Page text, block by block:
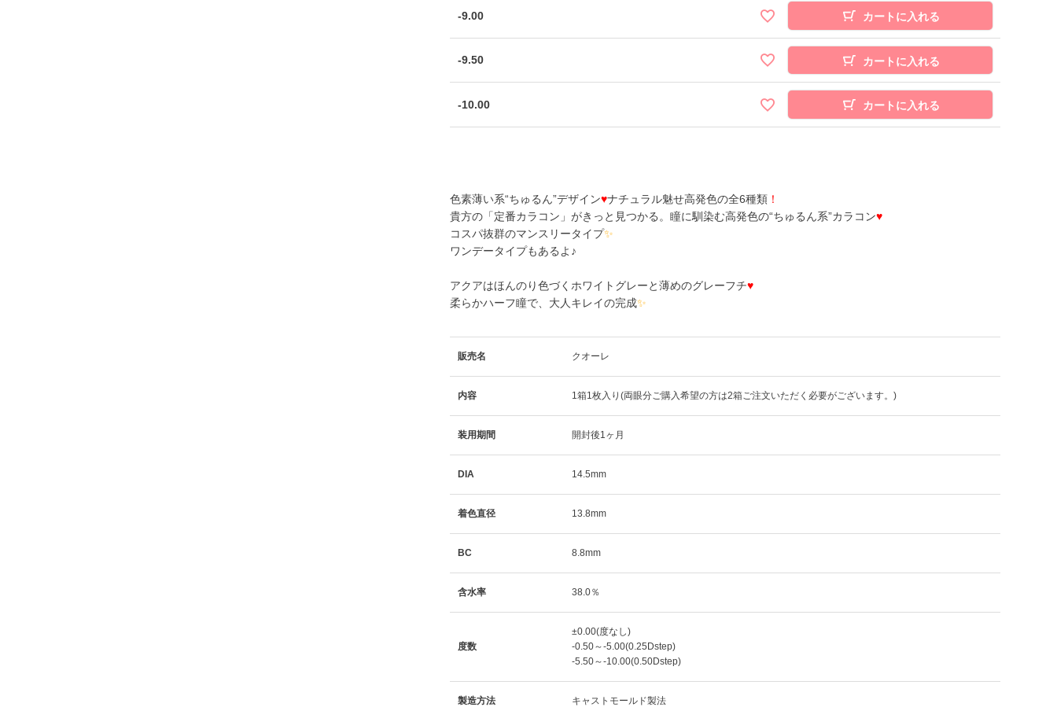
-9.00 カートに入れる
-9.50 カートに入れる
-10.00 カートに入れる
色素薄い系“ちゅるん”デザイン♥ナチュラル魅せ高発色の全6種類！
貴方の「定番カラコン」がきっと見つかる。瞳に馴染む高発色の“ちゅるん系”カラコン♥
コスパ抜群のマンスリータイプ✨
ワンデータイプもあるよ♪
アクアはほんのり色づくホワイトグレーと薄めのグレーフチ♥
柔らかハーフ瞳で、大人キレイの完成✨
販売名 クオーレ
内容 1箱1枚入り(両眼分ご購入希望の方は2箱ご注文いただく必要がございます。)
装用期間 開封後1ヶ月
DIA 14.5mm
着色直径 13.8mm
BC 8.8mm
含水率 38.0％
度数
±0.00(度なし)
-0.50～-5.00(0.25Dstep)
-5.50～-10.00(0.50Dstep)
製造方法 キャストモールド製法